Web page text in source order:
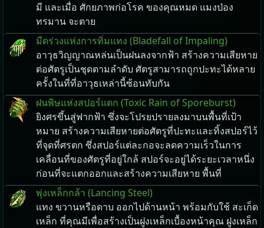
มี และเมื่อ ศักยภาพก่อโรค ของคุณหมด แมงป่อง
ทรมาน จะตาย
มีดร่วงแห่งการทิ่มแทง (Bladefall of Impaling)
อาวุธวิญญาณหล่นเป็นฝนลงจากฟ้า สร้างความเสียหาย
ต่อศัตรูเป็นชุดตามลำดับ ศัตรูสามารถถูกปะทะได้หลาย
ครั้งในที่ที่อาวุธเหล่านี้ซ้อนทับกัน
ฝนพิษแห่งสปอร์แตก (Toxic Rain of Sporeburst)
ยิงศรขึ้นสู่ฟากฟ้า ซึ่งจะโปรยปรายลงมาบนพื้นที่เป้า
หมาย สร้างความเสียหายต่อศัตรูที่ปะทะและทิ้งสปอร์ไว้
ที่จุดที่ศรตก ซึ่งสปอร์แต่ละกอจะลดความเร็วในการ
เคลื่อนที่ของศัตรูที่อยู่ใกล้ สปอร์จะอยู่ได้ระยะเวลาหนึ่ง
ก่อนที่จะแตกออกและสร้างความเสียหาย พื้นที่
พุ่งเหล็กกล้า (Lancing Steel)
แทง ขวานหรือดาบ ออกไปด้านหน้า พร้อมกับใช้ สะเก็ด
เหล็ก ที่คุณมีเพื่อสร้างเป็นฝูงเหล็กเบื้องหน้าคุณ ฝูงเหล็ก